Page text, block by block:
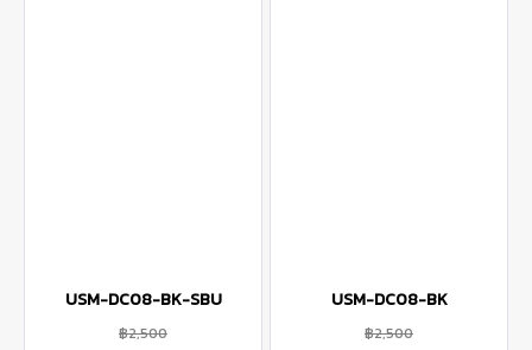
USM-DC08-BK-SBU
฿2,500
USM-DC08-BK
฿2,500